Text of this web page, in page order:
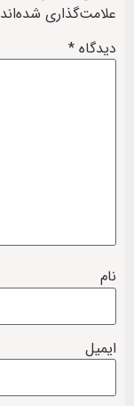
علامت‌گذاری شده‌اند
دیدگاه *
نام
ایمیل